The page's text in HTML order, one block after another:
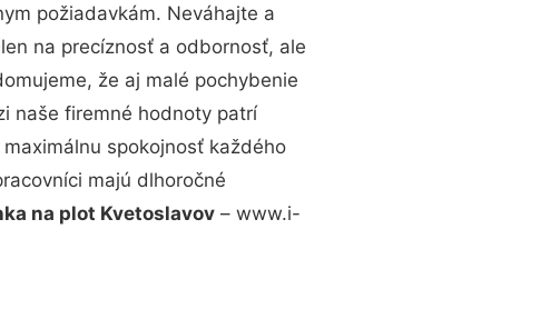
požiadavkám. Neváhajte a
na precíznosť a odbornosť, ale
že aj malé pochybenie
naše firemné hodnoty patrí
spokojnosť každého
majú dlhoročné
na plot Kvetoslavov – www.i-